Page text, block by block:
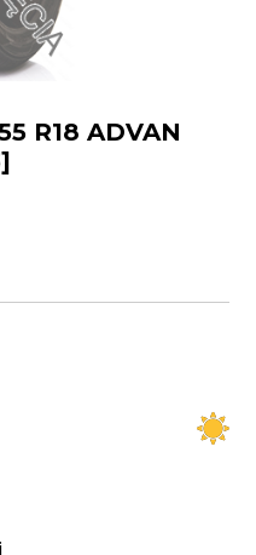
R18 ADVAN